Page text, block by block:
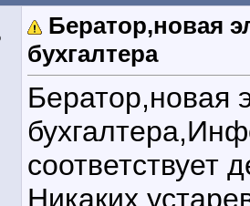
Re: Бератор,новая электронная...30.06.2013,
Бератор,новая электронная...04.07.2013,15:09
ответы в подтемах
Бератор,новая
бухгалтера
Бератор,новая
соответствует
Никаких